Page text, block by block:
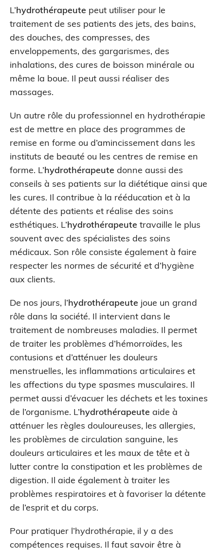
L’hydrothérapeute peut utiliser pour le
traitement de ses patients des jets, des bains,
des douches, des compresses, des
enveloppements, des gargarismes, des
inhalations, des cures de boisson minérale ou
même la boue. Il peut aussi réaliser des
massages.
Un autre rôle du professionnel en hydrothérapie
est de mettre en place des programmes de
remise en forme ou d’amincissement dans les
instituts de beauté ou les centres de remise en
forme. L’hydrothérapeute donne aussi des
conseils à ses patients sur la diététique ainsi que
les cures. Il contribue à la rééducation et à la
détente des patients et réalise des soins
esthétiques. L’hydrothérapeute travaille le plus
souvent avec des spécialistes des soins
médicaux. Son rôle consiste également à faire
respecter les normes de sécurité et d’hygiène
aux clients.
De nos jours, l’hydrothérapeute joue un grand
rôle dans la société. Il intervient dans le
traitement de nombreuses maladies. Il permet
de traiter les problèmes d’hémorroïdes, les
contusions et d’atténuer les douleurs
menstruelles, les inflammations articulaires et
les affections du type spasmes musculaires. Il
permet aussi d’évacuer les déchets et les toxines
de l’organisme. L’hydrothérapeute aide à
atténuer les règles douloureuses, les allergies,
les problèmes de circulation sanguine, les
douleurs articulaires et les maux de tête et à
lutter contre la constipation et les problèmes de
digestion. Il aide également à traiter les
problèmes respiratoires et à favoriser la détente
de l’esprit et du corps.
Pour pratiquer l’hydrothérapie, il y a des
compétences requises. Il faut savoir être à